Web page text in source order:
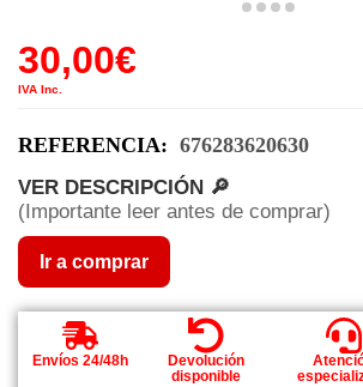
30,00€
IVA Inc.
REFERENCIA: 676283620630
VER DESCRIPCIÓN 🔎
(Importante leer antes de comprar)
Ir a comprar
Envíos 24/48h
Devolución
disponible